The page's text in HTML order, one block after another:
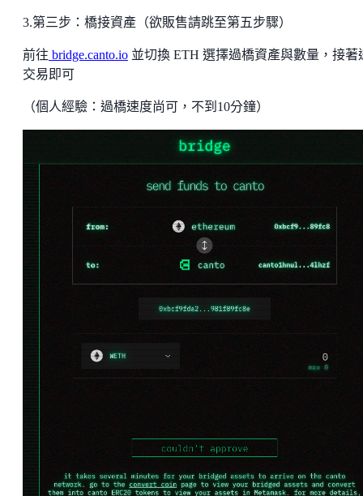
3.第三步：橋接資產（欲販售請跳至第五步驟）
前往 bridge.canto.io 並切換 ETH 選擇過橋資產與數量，接著
交易即可
（個人經驗：過橋速度尚可，不到10分鐘）